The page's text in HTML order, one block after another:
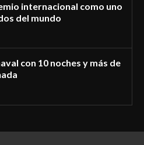
internacional como uno
del mundo
con 10 noches y más de